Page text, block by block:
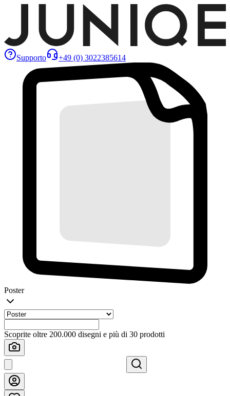
Supporto +49 (0) 3022385614
Poster
Scoprite oltre 200.000 disegni e più di 30 prodotti